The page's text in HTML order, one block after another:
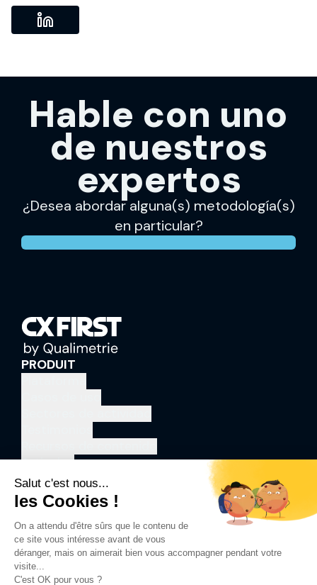
Hable con uno
de nuestros
expertos
¿Desea abordar alguna(s) metodología(s)
en particular?
PRODUIT
Articulos
Acerca de
LÉGAL
Aviso legal
Política de privacidad
SOCIAL